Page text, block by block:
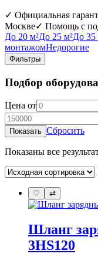
✓ Официальная
Москве✓ Помощь с
До 20 м²До 25 м²До 35
монтажомНедорогие
Фильтры
Подбор
Цена от
Показать Сбросить
Показаны все
♡ ⇄
Шланг
3HS120